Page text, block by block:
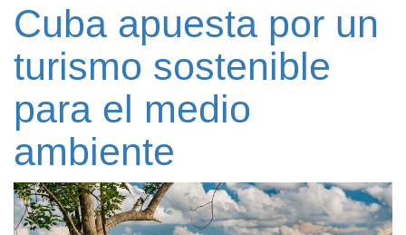
Cuba apuesta por un
turismo sostenible
para el medio
ambiente